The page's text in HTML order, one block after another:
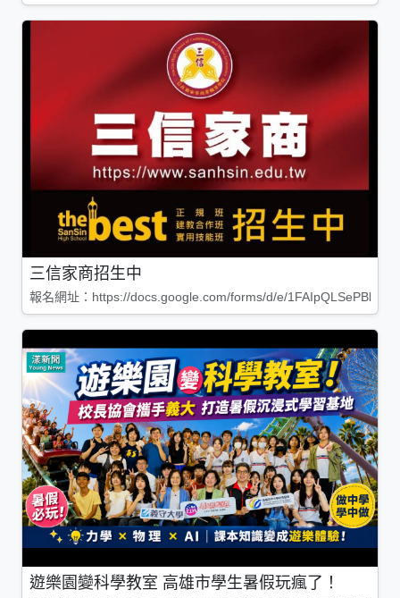
三信家商招生中
報名網址：https://docs.google.com/forms/d/e/
遊樂園變科學教室 高雄市學生暑假玩瘋了！